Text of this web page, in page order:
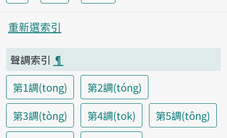
重新選索引
聲調索引 ¶
第1調(tong)
第2調(tóng)
第3調(tòng)
第4調(tok)
第5調(tông)